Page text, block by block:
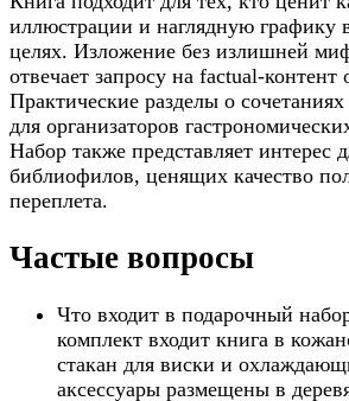
иллюстрации и наглядную графику
целях. Изложение без излишней
отвечает запросу на factual-контент
Практические разделы о
для организаторов
Набор также представляет интерес
библиофилов, ценящих качество
переплета.
Частые вопросы
Что входит в подарочный
комплект входит книга в
стакан для виски и
аксессуары размещены в